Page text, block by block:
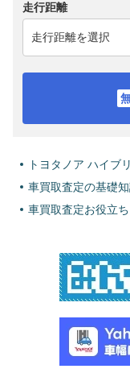
走行距離
トヨタノア ハイブ
車買取査定の基礎
車買取査定お役立